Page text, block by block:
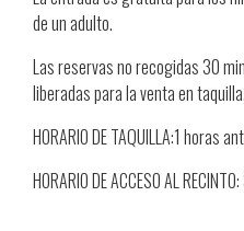
de un adulto.
Las reservas no recogidas 30
liberadas para la venta en taquilla.
HORARIO DE TAQUILLA:1 horas
HORARIO DE ACCESO AL